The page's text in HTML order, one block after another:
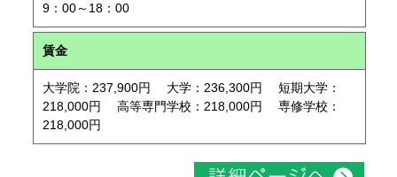
9：00～18：00
賃金
大学院：237,900円 大学：236,300円 短期大学：
218,000円 高等専門学校：218,000円 専修学校：
218,000円